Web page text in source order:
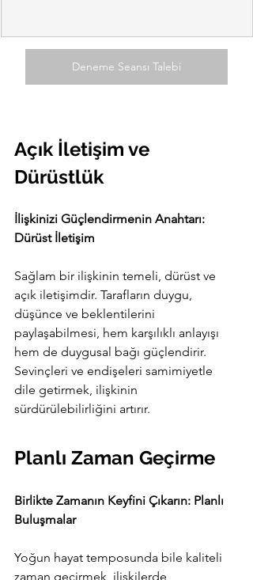
Deneme Seansı Talebi
Açık İletişim ve
Dürüstlük
İlişkinizi Güçlendirmenin Anahtarı:
Dürüst İletişim
Sağlam bir ilişkinin temeli, dürüst ve
açık iletişimdir. Tarafların duygu,
düşünce ve beklentilerini
paylaşabilmesi, hem karşılıklı anlayışı
hem de duygusal bağı güçlendirir.
Sevinçleri ve endişeleri samimiyetle
dile getirmek, ilişkinin
sürdürülebilirliğini artırır.
Planlı Zaman Geçirme
Birlikte Zamanın Keyfini Çıkarın: Planlı
Buluşmalar
Yoğun hayat temposunda bile kaliteli
zaman geçirmek, ilişkilerde